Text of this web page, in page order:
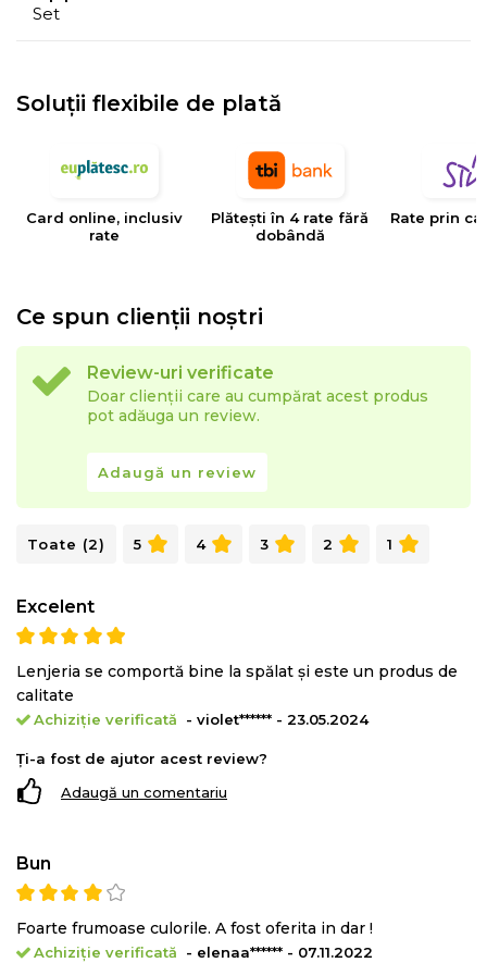
Set
Soluții flexibile de plată
Card online, inclusiv
rate
Plătești în 4 rate fără
dobândă
Rate prin
Ce spun clienții noștri
Review-uri verificate
Doar clienții care au cumpărat acest produs
pot adăuga un review.
Adaugă un review
Toate (2) 5 4 3 2 1
Excelent
Lenjeria se comportă bine la spălat și este un produs de
calitate
Achiziție verificată - violet****** - 23.05.2024
Ți-a fost de ajutor acest review?
Adaugă un comentariu
Bun
Foarte frumoase culorile. A fost oferita in dar !
Achiziție verificată - elenaa****** - 07.11.2022